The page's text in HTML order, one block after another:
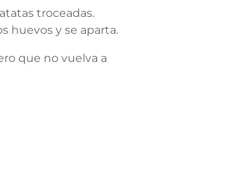
troceadas.
huevos y se aparta.
que no vuelva a